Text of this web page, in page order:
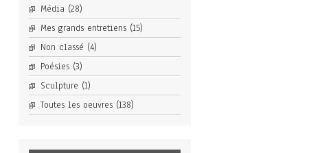
Média (28)
Mes grands entretiens(15)
Non classé (4)
Poésies(3)
Sculpture (1)
Toutes les oeuvres(138)